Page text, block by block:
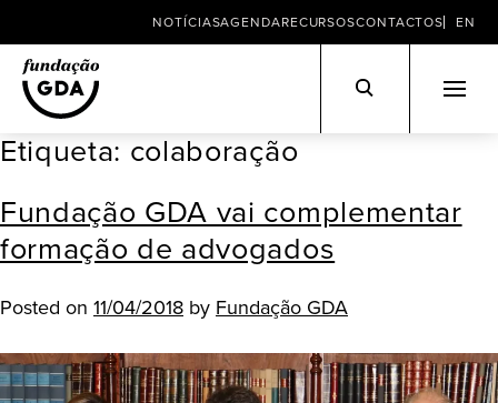
Skip
content
NOTÍCIASAGENDARECURSOSCONTACTOS EN
Etiqueta: colaboração
Fundação GDA vai complementar
formação de advogados
Posted on 11/04/2018 by Fundação GDA